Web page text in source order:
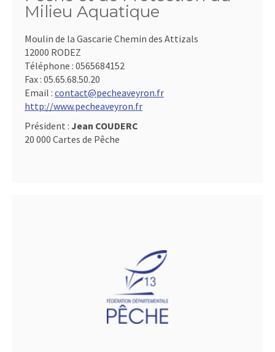
Milieu Aquatique
Moulin de la Gascarie Chemin des Attizals
12000 RODEZ
Téléphone : 0565684152
Fax : 05.65.68.50.20
Email : contact@pecheaveyron.fr
http://www.pecheaveyron.fr
Président : Jean COUDERC
20 000 Cartes de Pêche